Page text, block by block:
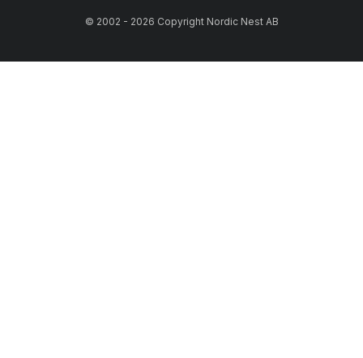
© 2002 - 2026 Copyright Nordic Nest AB